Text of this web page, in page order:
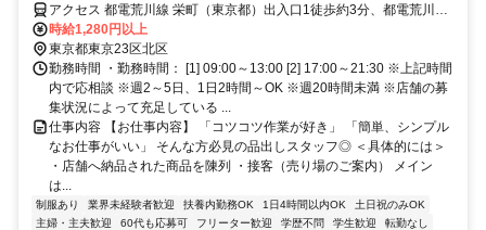
アクセス 都電荒川線 栄町（東京都）出入口1徒歩約3分、都電荒川線
梶原出入口2(西)徒歩約4分、ＪＲ京浜東北線 王子南口徒歩約7分 京浜
東北線/根岸線「王子駅」より徒歩7分＊自転車通勤OK
時給1,280円以上
東京都東京23区北区
勤務時間 ・勤務時間： [1] 09:00～13:00 [2] 17:00～21:30 ※上記時間
内で応相談 ※週2～5日、1日2時間～OK ※週20時間未満 ※店舗の募
集状況によって充足している ...
仕事内容 【お仕事内容】 「コツコツ作業が好き」 「簡単、シンプル
なお仕事がいい」 そんな方必見の品出しスタッフ◎ ＜具体的には＞
・店舗へ納品された商品を陳列 ・接客（売り場のご案内） メイン
は...
制服あり 業界未経験者歓迎 扶養内勤務OK 1日4時間以内OK
土日祝のみOK
主婦・主夫歓迎
60代も応募可 フリーター歓迎 学歴不問 学生歓迎
転勤なし